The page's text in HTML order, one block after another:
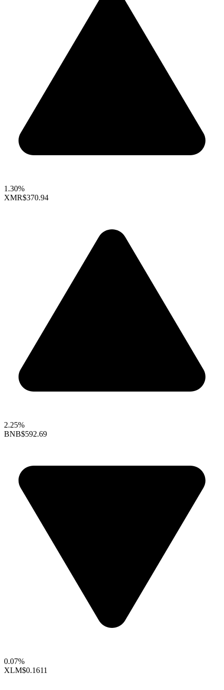
1.30%
XMR$370.94
2.25%
BNB$592.69
0.07%
XLM$0.1611